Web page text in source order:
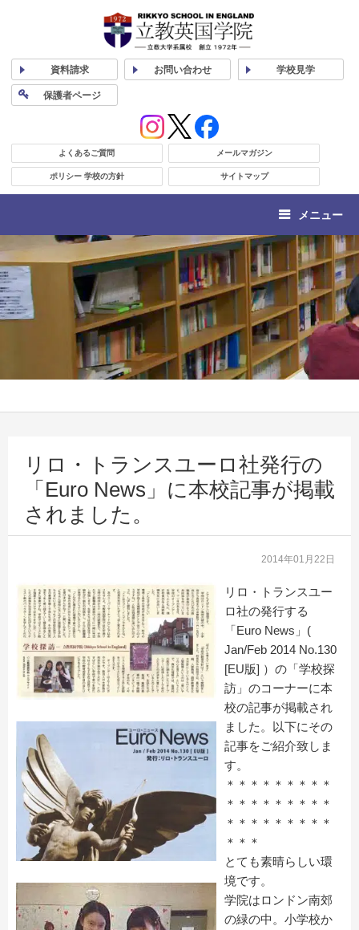
資料請求 お問い合わせ 学校見学
保護者ページ
よくあるご質問 メールマガジン
ポリシー 学校の方針 サイトマップ
メニュー
リロ・トランスユーロ社発行の
「Euro News」に本校記事が掲載
されました。
2014年01月22日
リロ・トランスユー
ロ社の発行する
「Euro News」(
Jan/Feb 2014 No.130
[EU版] ）の「学校探
訪」のコーナーに本
校の記事が掲載され
ました。以下にその
記事をご紹介致しま
す。
＊＊＊＊＊＊＊＊＊
＊＊＊＊＊＊＊＊＊
＊＊＊＊＊＊＊＊＊
＊＊＊
とても素晴らしい環
境です。
学院はロンドン南郊
の緑の中。小学校か